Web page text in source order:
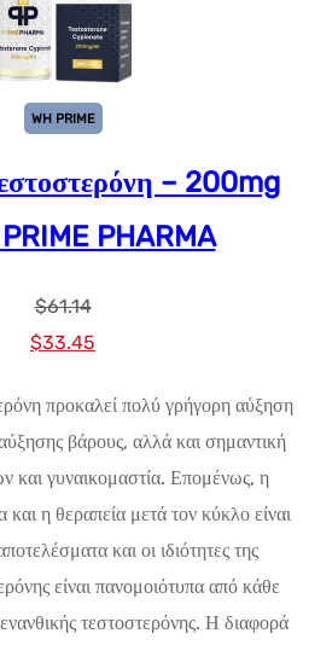
WH PRIME
– 200mg
PHARMA
$61.14
Αρχική
$61.14.
$33.45
τιμή
είναι:
$33.45.
προκαλεί πολύ γρήγορη αύξηση
βάρους, αλλά και σημαντική
και γυναικομαστία. Επομένως, η
η θεραπεία μετά τον κύκλο είναι
και οι ιδιότητες της
είναι πανομοιότυπα από κάθε
τεστοστερόνης. Η διαφορά